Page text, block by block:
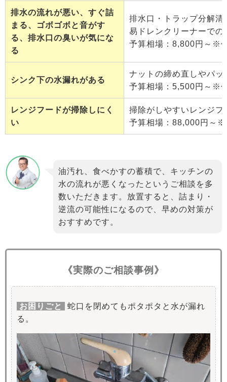
排水の流れが悪い、すぐ詰
まる、ゴボゴボと音がす
る、排水口の臭いが気にな
る
排水口・トラップ分解
易ドレンクリーナーでの
予算相場：8,800円～※
シンク下の水漏れがある
ナットの締め直しやパ
予算相場：5,500円～※
レンジフードが掃除しにく
い
掃除がしやすいレンジフ
予算相場：88,000円～※
油汚れ、食べかすの蓄積で、キッチンの
水の流れが悪くなったというご相談を多
数いただきます。放置すると、詰まり・
逆流の可能性になるので、早めの対策が
おすすめです。
《実際のご相談事例》
お困りごと
蛇口を閉めてもポタポタと水が漏れ
る。